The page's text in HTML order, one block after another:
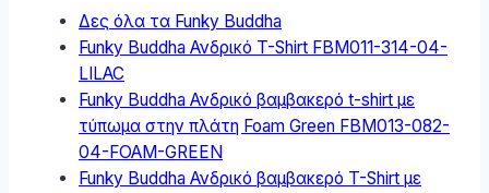
Δες όλα τα Funky Buddha
Funky Buddha Ανδρικό T-Shirt FBM011-314-04-
LILAC
Funky Buddha Ανδρικό βαμβακερό t-shirt με
τύπωμα στην πλάτη Foam Green FBM013-082-
04-FOAM-GREEN
Funky Buddha Ανδρικό βαμβακερό T-Shirt με